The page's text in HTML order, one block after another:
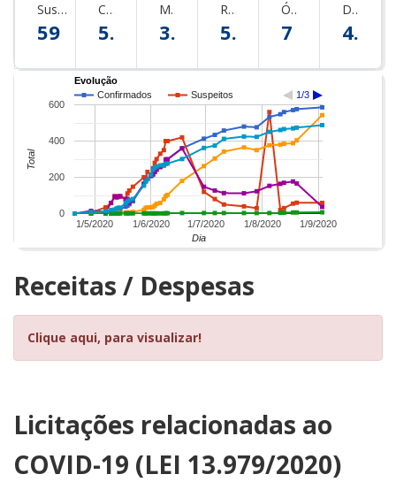
Suspeitos
59
Confirmados
586
Monitorados
37
Recuperados
543
Óbitos
7
Descartados
488
Evolução
Confirmados
Suspeitos 1/3
1/5/2020 1/6/2020 1/7/2020 1/8/2020 1/9/2020
0
200
400
600
Dia
Total
Receitas / Despesas
Clique aqui, para visualizar!
Licitações relacionadas ao
COVID-19 (LEI 13.979/2020)